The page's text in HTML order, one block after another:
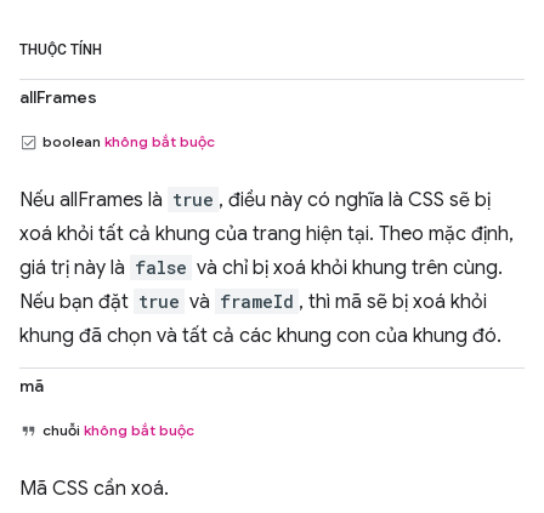
THUỘC TÍNH
allFrames
boolean không bắt buộc
Nếu allFrames là true , điều này có nghĩa là CSS sẽ bị
xoá khỏi tất cả khung của trang hiện tại. Theo mặc định,
giá trị này là false và chỉ bị xoá khỏi khung trên cùng.
Nếu bạn đặt true và frameId , thì mã sẽ bị xoá khỏi
khung đã chọn và tất cả các khung con của khung đó.
mã
chuỗi không bắt buộc
Mã CSS cần xoá.